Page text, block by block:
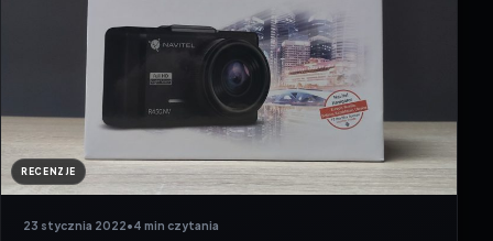
RECENZJE
23 stycznia 2022•4 min czytania